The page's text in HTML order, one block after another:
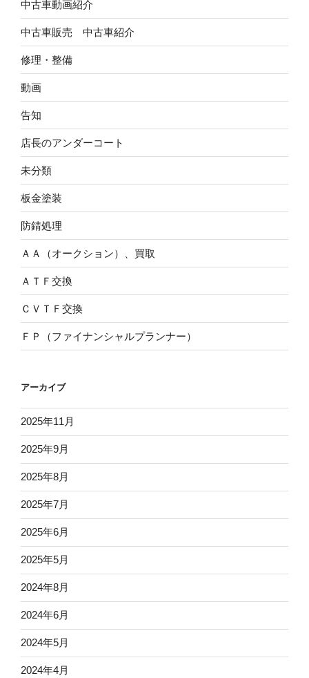
中古車動画紹介
中古車販売 中古車紹介
修理・整備
動画
告知
店長のアンダーコート
未分類
板金塗装
防錆処理
ＡＡ（オークション）、買取
ＡＴＦ交換
ＣＶＴＦ交換
ＦＰ（ファイナンシャルプランナー）
アーカイブ
2025年11月
2025年9月
2025年8月
2025年7月
2025年6月
2025年5月
2024年8月
2024年6月
2024年5月
2024年4月